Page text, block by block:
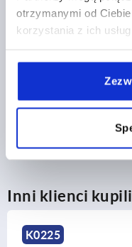
otrzymanymi od
korzystania z ich usług.
SZCZEGÓŁY
Inni klienci
K0225